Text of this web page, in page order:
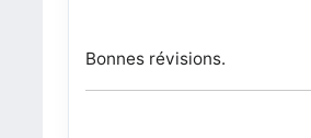
Bonnes révisions.